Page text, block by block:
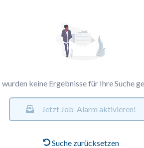
wurden keine Ergebnisse für Ihre Suche
Jetzt Job-Alarm aktivieren!
Suche zurücksetzen